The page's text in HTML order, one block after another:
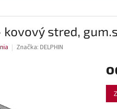
kovový stred,
Značka: DELPHIN